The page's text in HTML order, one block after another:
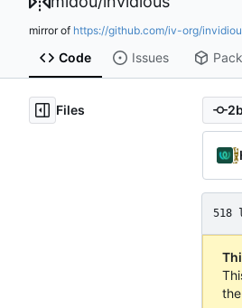
mirror of https://github.com/iv-org/
Code Issues
Files
518